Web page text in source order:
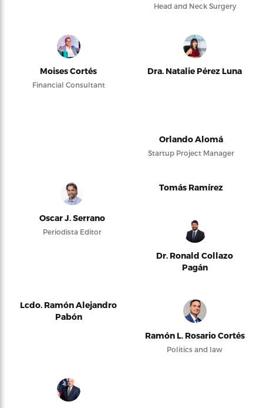
Head and Neck Surgery
Moises Cortés
Financial Consultant
Dra. Natalie Pérez Luna
Orlando Alomá
Startup Project Manager
Oscar J. Serrano
Periodista Editor
Tomás Ramírez
Dr. Ronald Collazo
Pagán
Lcdo. Ramón Alejandro
Pabón
Ramón L. Rosario Cortés
Politics and law